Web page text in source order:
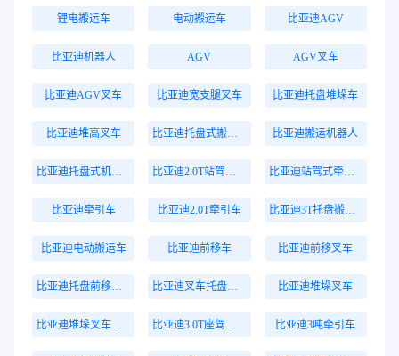
锂电搬运车 电动搬运车 比亚迪AGV
比亚迪机器人 AGV AGV叉车
比亚迪AGV叉车 比亚迪宽支腿叉车 比亚迪托盘堆垛车
比亚迪堆高叉车 比亚迪托盘式搬运机器人 比亚迪搬运机器人
比亚迪托盘式机器人 比亚迪2.0T站驾式牵引车 比亚迪站驾式牵引车
比亚迪牵引车 比亚迪2.0T牵引车 比亚迪3T托盘搬运车
比亚迪电动搬运车 比亚迪前移车 比亚迪前移叉车
比亚迪托盘前移叉车 比亚迪叉车托盘搬运车 比亚迪堆垛叉车
比亚迪堆垛叉车价格 比亚迪3.0T座驾式牵引车 比亚迪3吨牵引车